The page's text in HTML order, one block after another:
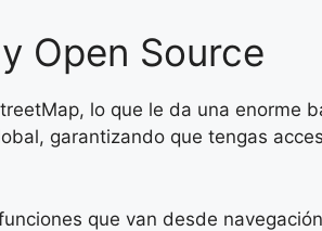
Open Source
lo que le da una enorme
garantizando que tengas
que van desde